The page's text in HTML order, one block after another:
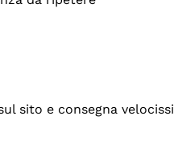
sito e consegna